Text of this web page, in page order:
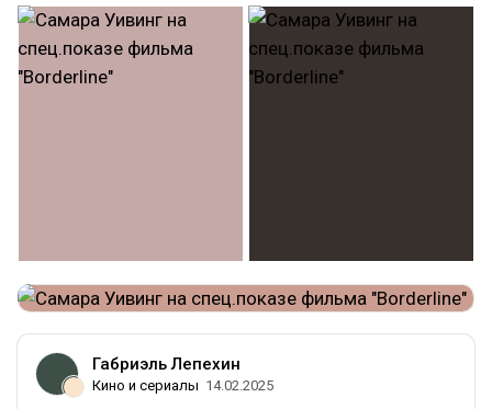
Габриэль Лепехин
Кино и сериалы 14.02.2025